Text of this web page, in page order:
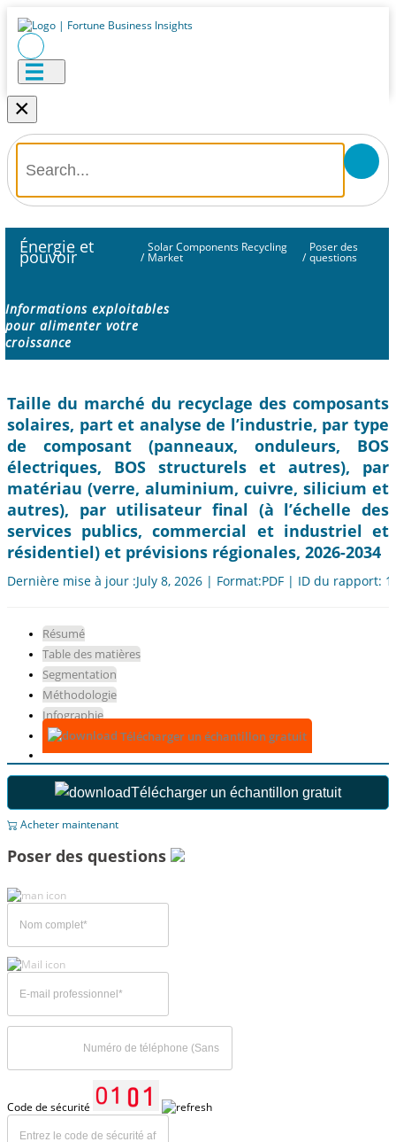
×
Énergie et
pouvoir /
Solar Components Recycling
Market /
Poser des
questions
Informations exploitables
pour alimenter votre
croissance
Taille du marché du recyclage des composants
solaires, part et analyse de l’industrie, par type
de composant (panneaux, onduleurs, BOS
électriques, BOS structurels et autres), par
matériau (verre, aluminium, cuivre, silicium et
autres), par utilisateur final (à l’échelle des
services publics, commercial et industriel et
résidentiel) et prévisions régionales, 2026-2034
Dernière mise à jour :July 8, 2026 | Format:PDF | ID du rapport:
Résumé
Table des matières
Segmentation
Méthodologie
Infographie
Télécharger un échantillon gratuit
Télécharger un échantillon gratuit
Acheter maintenant
Poser des questions
Code de sécurité